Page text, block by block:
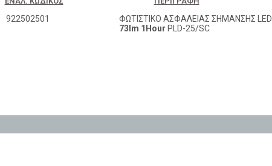
922502501 ΦΩΤΙΣΤΙΚΟ ΑΣΦΑΛΕΙΑΣ ΣΗΜΑΝΣΗΣ LED
73lm 1Hour PLD-25/SC